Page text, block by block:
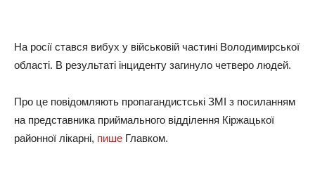
На росії стався вибух у військовій частині Володимирської
області. В результаті інциденту загинуло четверо людей.
Про це повідомляють пропагандистські ЗМІ з посиланням
на представника приймального відділення Кіржацької
районної лікарні, пише Главком.